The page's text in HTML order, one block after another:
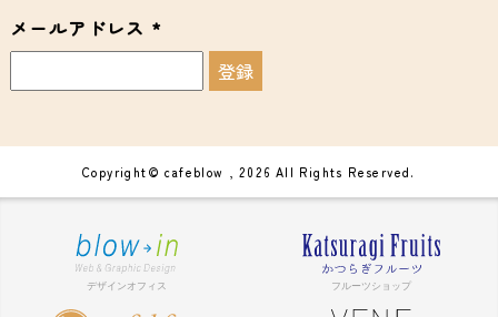
メールアドレス *
Copyright© cafeblow , 2026 All Rights Reserved.